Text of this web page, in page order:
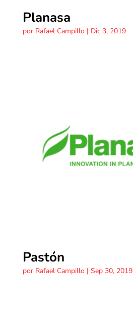
Planasa
por Rafael Campillo| Dic 3, 2019
Pastón
por Rafael Campillo| Sep 30, 2019